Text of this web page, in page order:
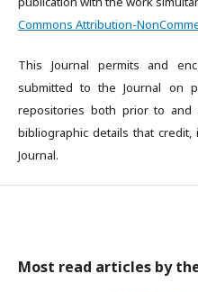
Commons Attribution-
This Journal permits and
submitted to the Journal on
repositories both prior to and
bibliographic details that
Journal.
Most read articles by